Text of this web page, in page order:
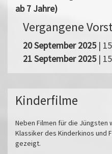
ab 7 Jahre)
Vergangene
20 September 2025|
21 September 2025|
Kinderfilme
Neben Filmen für die
Klassiker des Kinderkinos und
gezeigt.